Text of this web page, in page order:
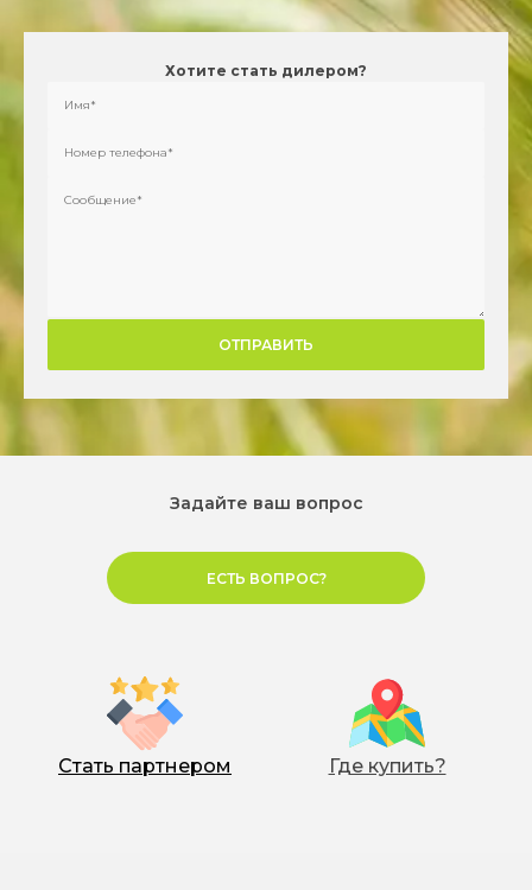
Заказать набор
3,0 кг/га
Заказать набор
удобрений
Плодоношение
2,5 л/га
Хотите стать дилером?
Задайте ваш вопрос
ЕСТЬ ВОПРОС?
Стать партнером Где купить?